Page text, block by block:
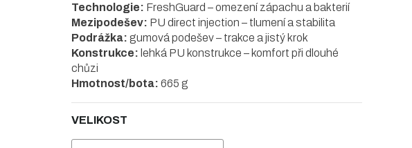
VELIKOST
Technologie: FreshGuard – omezení zápachu a bakterií
Mezipodešev: PU direct injection – tlumení a stabilita
Podrážka: gumová podešev – trakce a jistý krok
Konstrukce: lehká PU konstrukce – komfort při dlouhé
chůzi
Hmotnost/bota: 665 g